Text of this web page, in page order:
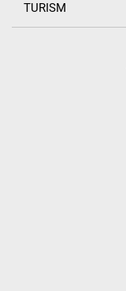
TURISM